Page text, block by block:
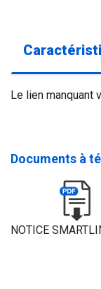
Le lien manquant
Documents à
NOTICE